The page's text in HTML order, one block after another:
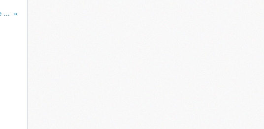
[Janvier à Juin 2024] L'audience de la TV et de la radio en Guadeloupe !